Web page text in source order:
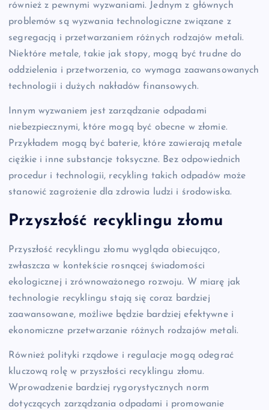
również z pewnymi wyzwaniami. Jednym z głównych
problemów są wyzwania technologiczne związane z
segregacją i przetwarzaniem różnych rodzajów metali.
Niektóre metale, takie jak stopy, mogą być trudne do
oddzielenia i przetworzenia, co wymaga zaawansowanych
technologii i dużych nakładów finansowych.
Innym wyzwaniem jest zarządzanie odpadami
niebezpiecznymi, które mogą być obecne w złomie.
Przykładem mogą być baterie, które zawierają metale
ciężkie i inne substancje toksyczne. Bez odpowiednich
procedur i technologii, recykling takich odpadów może
stanowić zagrożenie dla zdrowia ludzi i środowiska.
Przyszłość recyklingu złomu
Przyszłość recyklingu złomu wygląda obiecująco,
zwłaszcza w kontekście rosnącej świadomości
ekologicznej i zrównoważonego rozwoju. W miarę jak
technologie recyklingu stają się coraz bardziej
zaawansowane, możliwe będzie bardziej efektywne i
ekonomiczne przetwarzanie różnych rodzajów metali.
Również polityki rządowe i regulacje mogą odegrać
kluczową rolę w przyszłości recyklingu złomu.
Wprowadzenie bardziej rygorystycznych norm
dotyczących zarządzania odpadami i promowanie